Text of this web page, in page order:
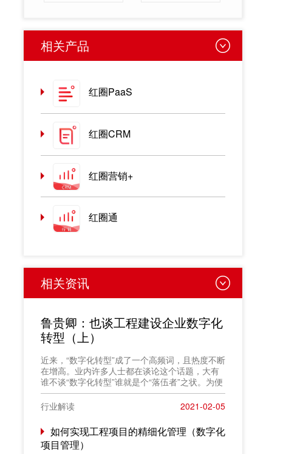
相关产品
红圈PaaS
红圈CRM
红圈营销+
红圈通
相关资讯
鲁贵卿：也谈工程建设企业数字化
转型（上）
近来，“数字化转型”成了一个高频词，且热度不断
在增高。业内许多人士都在谈论这个话题，大有
谁不谈“数字化转型”谁就是个“落伍者”之状。为便
于在相同语境下讨论问题，今天我也凑个热闹，
以“数字化转型”为题，谈一点粗浅认识，就教于同
行。
行业解读 2021-02-05
如何实现工程项目的精细化管理（数字化
项目管理）